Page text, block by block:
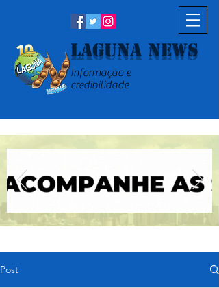
Laguna News
Informação e
credibilidade
Post